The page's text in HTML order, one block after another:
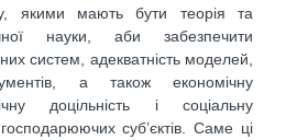
якими мають бути теорія та
науки, аби забезпечити
систем, адекватність моделей,
а також економічну
доцільність і соціальну
суб’єктів. Саме ці